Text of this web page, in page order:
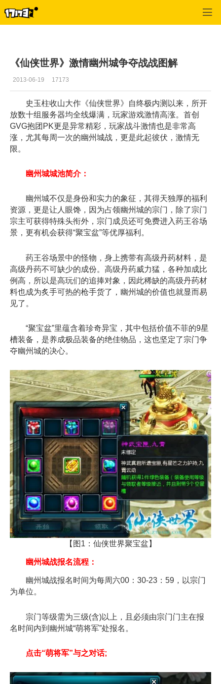
《仙侠世界》激情幽州城争夺战战图解
2013-06-19 17173
史玉柱收山大作《仙侠世界》自终极内测以来，所开
放数十组服务器均全线爆满，玩家游戏激情高涨。首创
GVG抱团PK更是异常精彩，玩家战斗激情也是非常高
涨，尤其每周一次的幽州城战，更是此起彼伏，激情无
限。
幽州城城池简介：
幽州城不仅是身份和实力的象征，其得天独厚的福利
资源，更是让人眼馋，因为占领幽州城的宗门，除了宗门
宗主可获得特殊头衔外，宗门成员还可免费进入药王谷场
景，更有机会获得“聚宝盆”等优厚福利。
药王谷场景中的怪物，身上携带有高级丹药材料，是
高级丹药不可缺少的成份。高级丹药威力猛，各种加成比
例高，所以是高玩们的追捧对象，因此稀缺的高级丹药材
料也成为炙手可热的枪手货了，幽州城的价值也就显而易
见了。
“聚宝盆”里蕴含着珍奇异宝，其中包括价值不菲的9星
槽装备，是养成极品装备的绝佳物品，这也坚定了宗门争
夺幽州城的决心。
【图1：仙侠世界聚宝盆】
幽州城战报名流程：
幽州城战报名时间为每周六00：30-23：59，以宗门
为单位。
宗门等级需为三级(含)以上，且必须由宗门门主在报
名时间内到幽州城“萌将军”处报名。
点击“萌将军”与之对话;